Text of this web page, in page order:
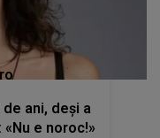
ani, deși a
e noroc!»